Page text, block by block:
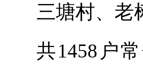
三塘村、老
共1458户